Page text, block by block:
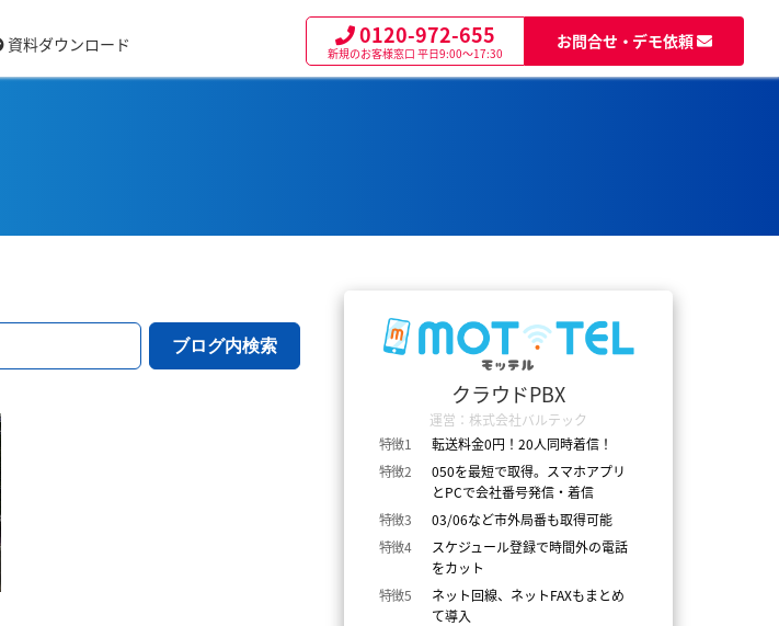
資料ダウンロード 0120-972-655
新規のお客様窓口 平日9:00～17:30
お問合せ・デモ依頼
クラウドPBX
運営：株式会社バルテック
特徴1
転送料金0円！20人同時着信！
特徴2
050を最短で取得。スマホアプリ
とPCで会社番号発信・着信
特徴3
03/06など市外局番も取得可能
特徴4
スケジュール登録で時間外の電話
をカット
特徴5
ネット回線、ネットFAXもまとめ
て導入